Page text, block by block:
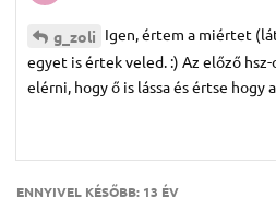
g_zoli Igen, értem a miértet
egyet is értek veled. :) Az előző
elérni, hogy ő is lássa és értse hogy
ENNYIVEL KÉSŐBB: 13 ÉV